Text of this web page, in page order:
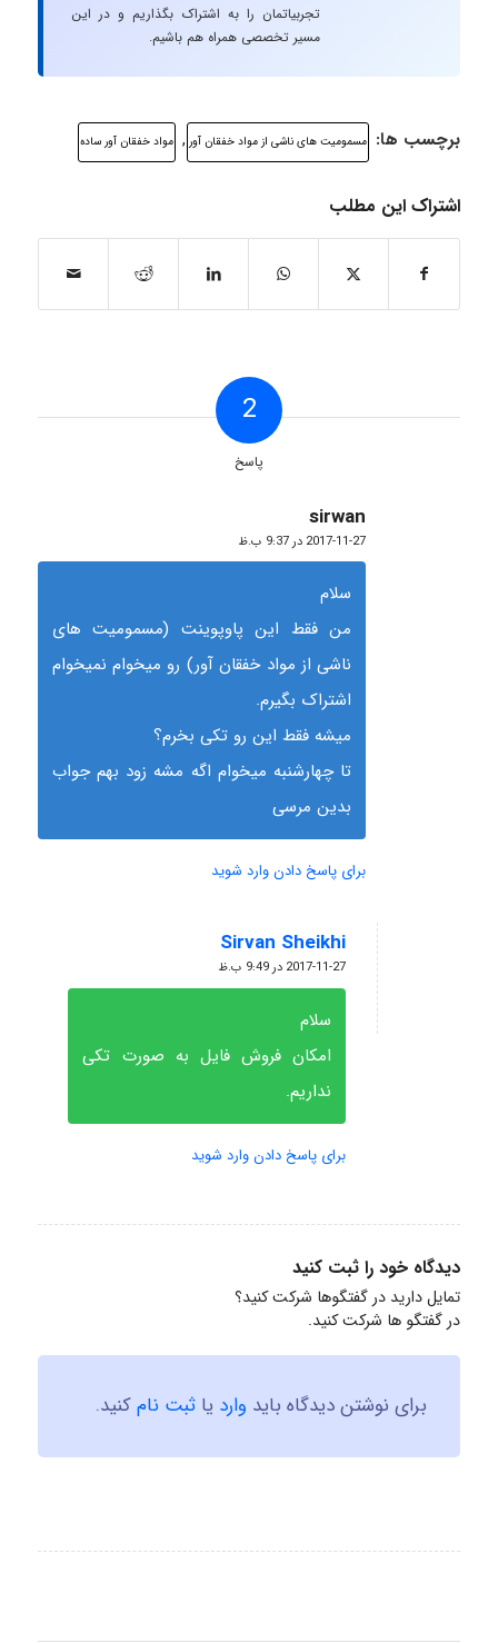
تجربیاتمان را به اشتراک بگذاریم و در این
مسیر تخصصی همراه هم باشیم.
برچسب ها: مسمومیت های ناشی از مواد خفقان آور , مواد خفقان آور ساده
اشتراک این مطلب
2
پاسخ
sirwan
گفته:
2017-11-27 در 9:37 ب.ظ
سلام
من فقط این پاوپوینت (مسمومیت های
ناشی از مواد خفقان آور) رو میخوام نمیخوام
اشتراک بگیرم.
میشه فقط این رو تکی بخرم؟
تا چهارشنبه میخوام اگه مشه زود بهم جواب
بدین مرسی
برای پاسخ دادن وارد شوید
Sirvan Sheikhi
گفته:
2017-11-27 در 9:49 ب.ظ
سلام
امکان فروش فایل به صورت تکی
نداریم.
برای پاسخ دادن وارد شوید
دیدگاه خود را ثبت کنید
تمایل دارید در گفتگوها شرکت کنید؟
در گفتگو ها شرکت کنید.
برای نوشتن دیدگاه باید وارد یا ثبت نامکنید.